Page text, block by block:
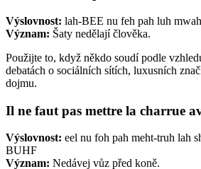
Výslovnost: lah-BEE nu feh pah luh
Význam: Šaty nedělají člověka.
Použijte to, když někdo soudí podle
debatách o sociálních sítích, luxusních
dojmu.
Il ne faut pas mettre la charrue
Výslovnost: eel nu foh pah meht-truh lah
BUHF
Význam: Nedávej vůz před koně.